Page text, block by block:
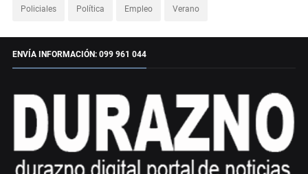
Policiales Política Empleo Verano
ENVÍA INFORMACIÓN: 099 961 044